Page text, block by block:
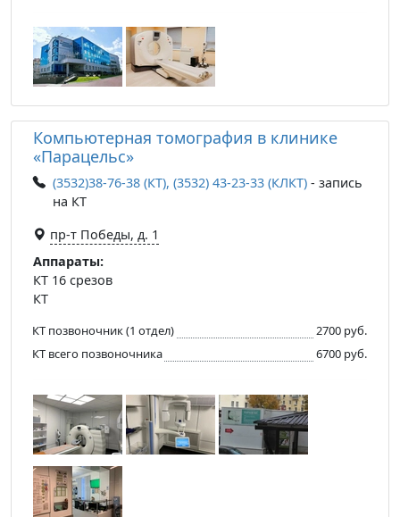
Компьютерная томография в клинике
«Парацельс»
(3532)38-76-38 (КТ), (3532) 43-23-33 (КЛКТ) - запись
на КТ
пр-т Победы, д. 1
Аппараты:
КТ 16 срезов
КТ
КТ позвоночник (1 отдел)
2700 руб.
КТ всего позвоночника
6700 руб.